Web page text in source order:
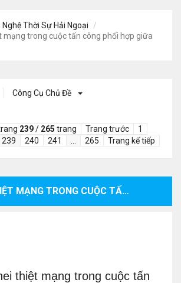
Thời Sự Hải Ngoại
mạng trong cuộc tấn công phối hợp giữa
Công Cụ Chủ Đề
239/ 265 trang Trang trước
1
239 240 241 265 Trang kế tiếp
KHAMENEI THIỆT MẠNG TRONG CUỘC TẤN CÔNG PHỐI HỢP GIỮA MỸ VÀ ISRAEL
thiệt mạng trong cuộc tấn